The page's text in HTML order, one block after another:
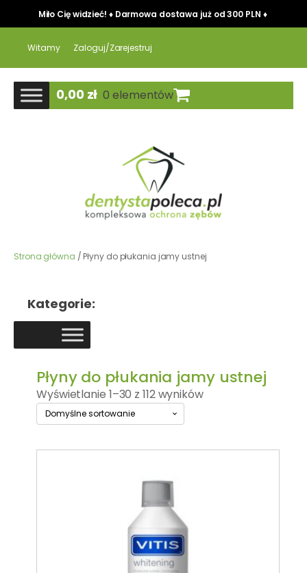
Miło Cię widzieć! ♦ Darmowa dostawa już od 300 PLN ♦
Witamy Zaloguj/Zarejestruj
0,00 zł 0 elementów
Strona główna / Płyny do płukania jamy ustnej
Kategorie:
Płyny do płukania jamy ustnej
Wyświetlanie 1–30 z 112 wyników